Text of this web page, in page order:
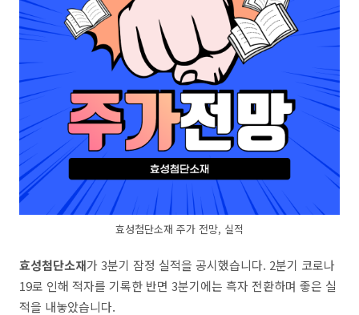
효성첨단소재 주가 전망, 실적
효성첨단소재가 3분기 잠정 실적을 공시했습니다. 2분기 코로나
19로 인해 적자를 기록한 반면 3분기에는 흑자 전환하며 좋은 실
적을 내놓았습니다.